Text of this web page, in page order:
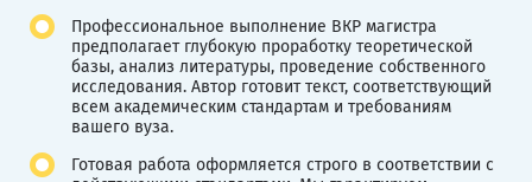
Профессиональное выполнение ВКР магистра
предполагает глубокую проработку теоретической
базы, анализ литературы, проведение собственного
исследования. Автор готовит текст, соответствующий
всем академическим стандартам и требованиям
вашего вуза.
Готовая работа оформляется строго в соответствии с